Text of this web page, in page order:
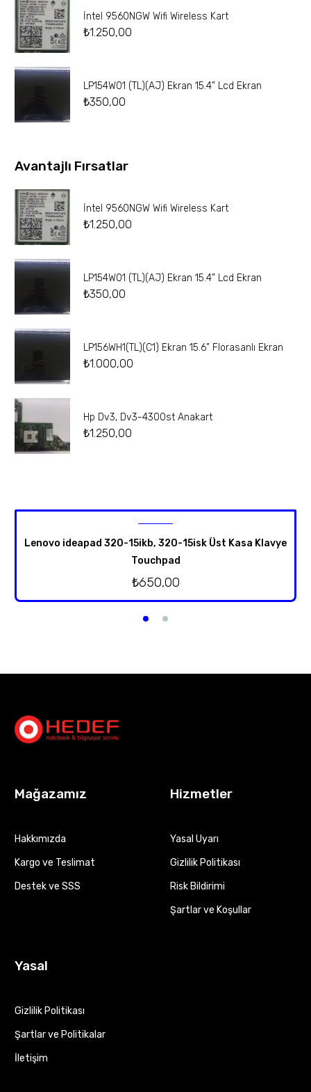
İntel 9560NGW Wifi Wireless Kart
₺1.250,00
LP154W01 (TL)(AJ) Ekran 15.4” Lcd Ekran
₺350,00
Avantajlı Fırsatlar
İntel 9560NGW Wifi Wireless Kart
₺1.250,00
LP154W01 (TL)(AJ) Ekran 15.4” Lcd Ekran
₺350,00
LP156WH1(TL)(C1) Ekran 15.6” Florasanlı Ekran
₺1.000,00
Hp Dv3, Dv3-4300st Anakart
₺1.250,00
Lenovo ideapad 320-15ikb, 320-15isk Üst Kasa Klavye
Touchpad
₺650,00
Mağazamız
Hakkımızda
Kargo ve Teslimat
Destek ve SSS
Hizmetler
Yasal Uyarı
Gizlilik Politikası
Risk Bildirimi
Şartlar ve Koşullar
Yasal
Gizlilik Politikası
Şartlar ve Politikalar
İletişim